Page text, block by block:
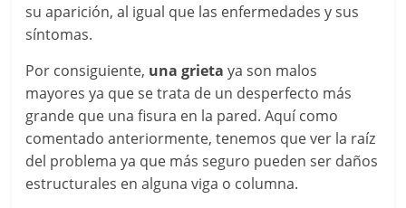
su aparición, al igual que las enfermedades y sus
síntomas.
Por consiguiente, una grieta ya son malos
mayores ya que se trata de un desperfecto más
grande que una fisura en la pared. Aquí como
comentado anteriormente, tenemos que ver la raíz
del problema ya que más seguro pueden ser daños
estructurales en alguna viga o columna.